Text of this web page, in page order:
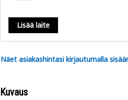
Lisää laite
Näet asiakashintasi kirjautumalla
Kuvaus